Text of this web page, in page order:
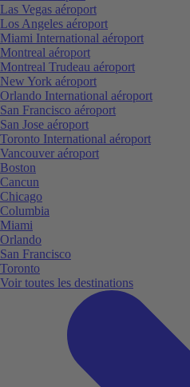
Las Vegas aéroport
Los Angeles aéroport
Miami International aéroport
Montreal aéroport
Montreal Trudeau aéroport
New York aéroport
Orlando International aéroport
San Francisco aéroport
San Jose aéroport
Toronto International aéroport
Vancouver aéroport
Boston
Cancun
Chicago
Columbia
Miami
Orlando
San Francisco
Toronto
Voir toutes les destinations